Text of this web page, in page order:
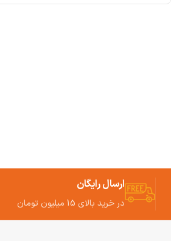
ارسال رایگان
در خرید بالای 15 میلیون تومان